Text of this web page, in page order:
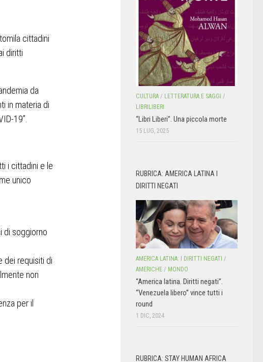
cittadini
diritti
da
in materia di
19”.
i cittadini e le
unico
di soggiorno
dei requisiti di
non
per il
CULTURA / LETTERATURA E SAGGI /
LIBRILIBERI
“Libri Liberi”. Una piccola morte
15 LUG, 2025
RUBRICA: AMERICA LATINA I
DIRITTI NEGATI
AMERICA LATINA: I DIRITTI NEGATI /
AMERICHE / MONDO
“America latina. Diritti negati”.
“Venezuela libero” vince tutti i
round
1 DIC, 2024
RUBRICA: STAY HUMAN AFRICA